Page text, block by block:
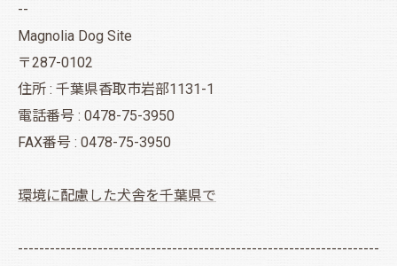
--
Magnolia Dog Site
〒287-0102
住所 : 千葉県香取市岩部1131-1
電話番号 : 0478-75-3950
FAX番号 : 0478-75-3950
環境に配慮した犬舎を千葉県で
--------------------------------------------------------------------